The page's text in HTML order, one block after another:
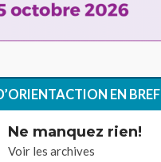
EN BREF
Ne manquez rien!
Voir les archives